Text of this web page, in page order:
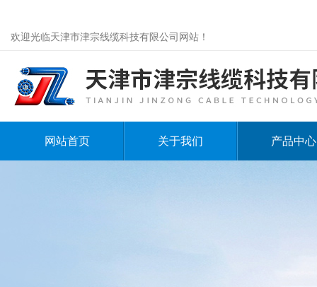
欢迎光临天津市津宗线缆科技有限公司网站！
网站首页 关于我们 产品中心